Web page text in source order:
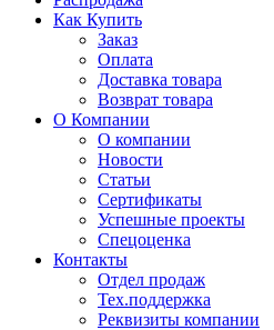
Как Купить
Заказ
Оплата
Доставка товара
Возврат товара
О Компании
О компании
Новости
Статьи
Сертификаты
Успешные проекты
Спецоценка
Контакты
Отдел продаж
Тех.поддержка
Реквизиты компании